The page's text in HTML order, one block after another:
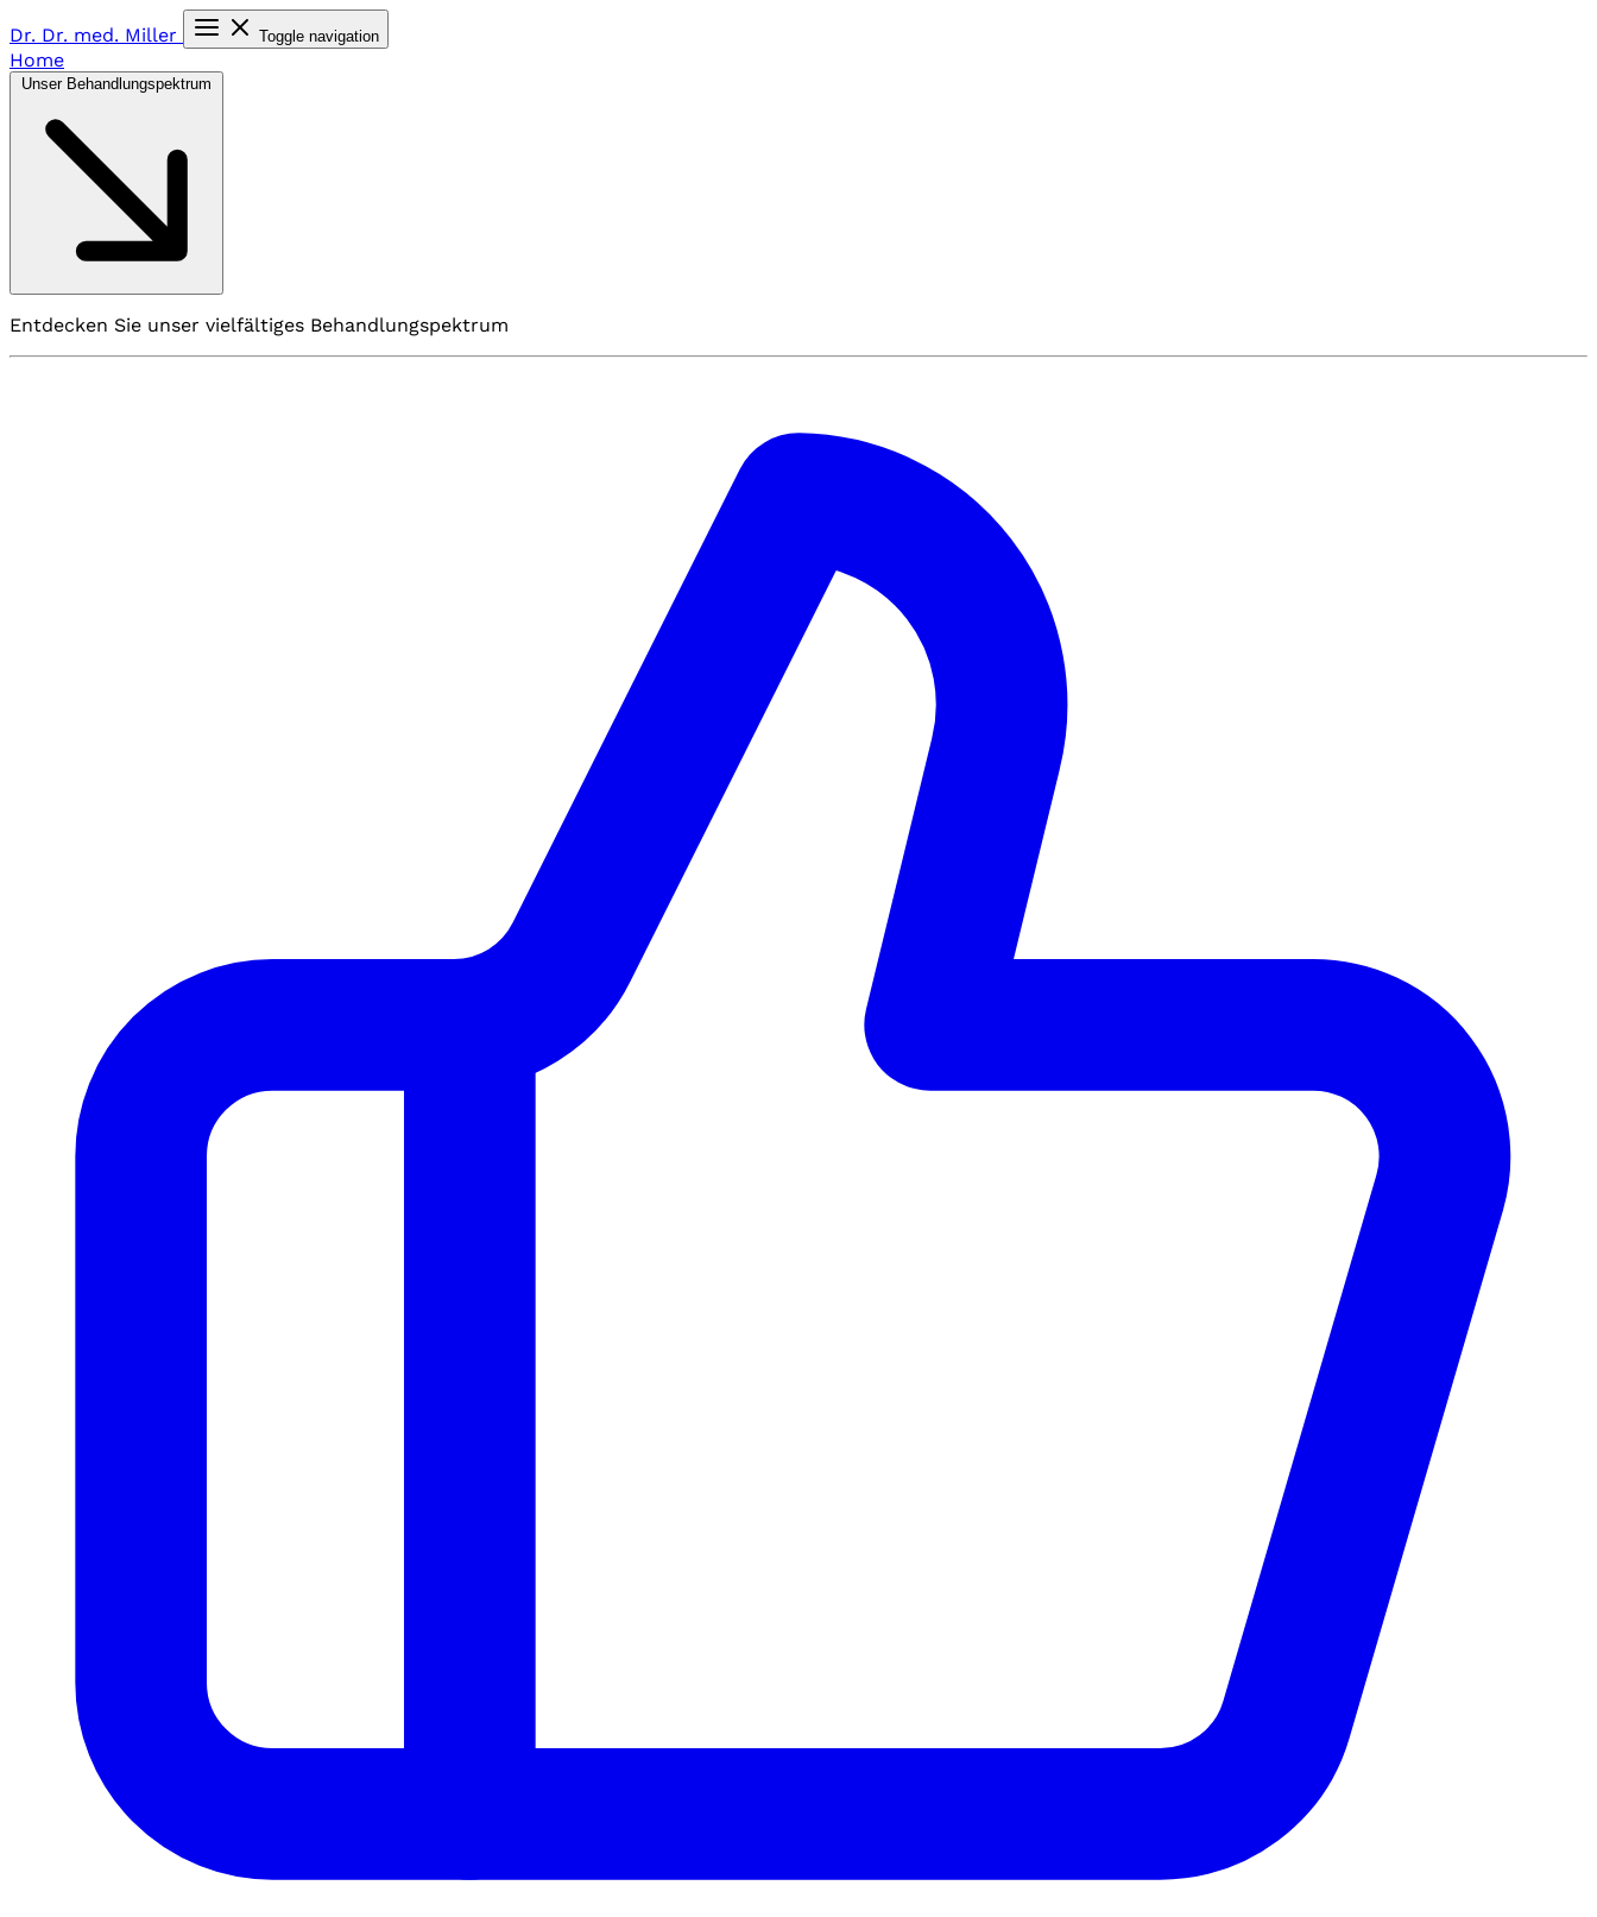
Dr. Dr. med. Miller Toggle navigation
Home
Entdecken Sie unser vielfältiges Behandlungspektrum